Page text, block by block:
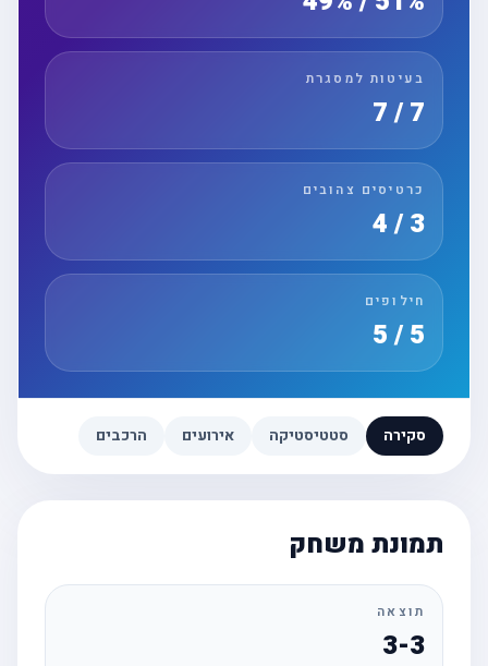
בעיטות למסגרת
כרטיסים צהובים
3 / 4
חילופים
סקירה סטטיסטיקה אירועים הרכבים
תמונת משחק
תוצאה
3-3